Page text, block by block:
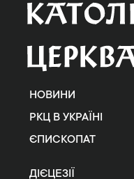
НОВИНИ
РКЦ В УКРАЇНІ
ЄПИСКОПАТ
ДІЄЦЕЗІЇ